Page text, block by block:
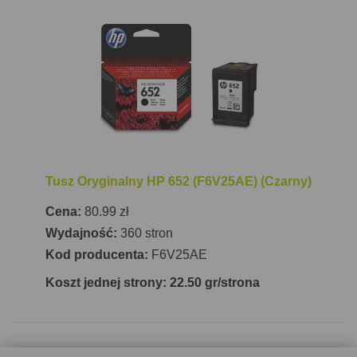
Tusz Oryginalny HP 652 (F6V25AE) (Czarny)
Cena: 80.99 zł
Wydajność: 360 stron
Kod producenta: F6V25AE
Koszt jednej strony: 22.50 gr/strona